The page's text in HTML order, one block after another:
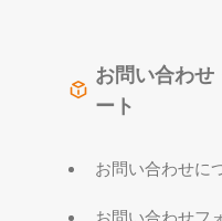
お問い合わせ
ート
お問い合わせに
お問い合わせフ